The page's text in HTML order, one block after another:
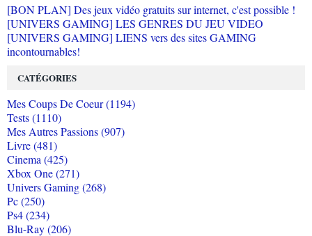
[BON PLAN] Des jeux vidéo gratuits sur internet, c'est possible !
[UNIVERS GAMING] LES GENRES DU JEU VIDEO
[UNIVERS GAMING] LIENS vers des sites GAMING
incontournables!
CATÉGORIES
Mes Coups De Coeur (1194)
Tests (1110)
Mes Autres Passions (907)
Livre (481)
Cinema (425)
Xbox One (271)
Univers Gaming (268)
Pc (250)
Ps4 (234)
Blu-Ray (206)